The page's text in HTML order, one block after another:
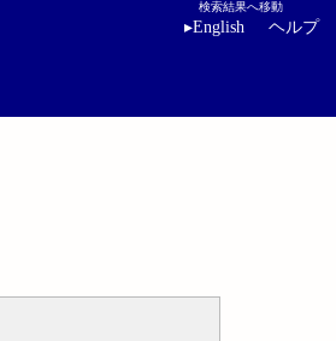
検索結果へ移動
▸English ヘルプ